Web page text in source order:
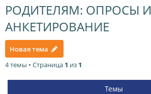
РОДИТЕЛЯМ: ОПРОСЫ И
АНКЕТИРОВАНИЕ
Новая тема
4 темы • Страница 1 из 1
Темы